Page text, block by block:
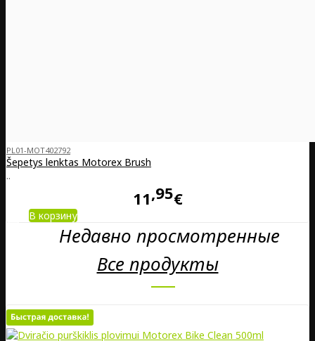
PL01-MOT402792
Šepetys lenktas Motorex Brush
..
11 95€
В корзину
Недавно просмотренные
Все продукты